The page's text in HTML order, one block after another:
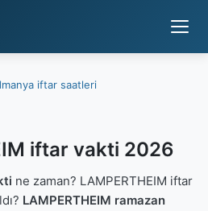
iftar saatleri
iftar vakti 2026
ne zaman? LAMPERTHEIM iftar
LAMPERTHEIM ramazan